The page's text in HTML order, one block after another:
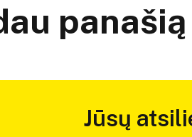
Jūsų